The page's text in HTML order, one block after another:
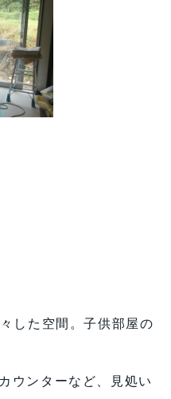
した空間。子供部屋の
ウンターなど、見処い